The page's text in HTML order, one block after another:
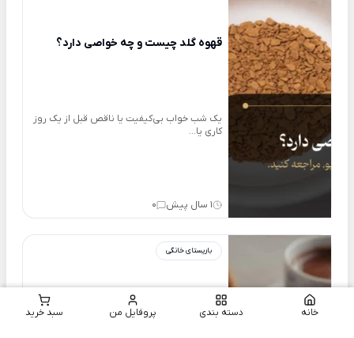
قهوه گلد چیست و چه خواصی دارد؟
یک شب خواب بی‌کیفیت یا ناقص قبل از یک روز
کاری یا...
1 سال پیش 0
باریستای خانگی
قهوه یونانی و شباهت و تفاوت‌های آن با
خانه دسته بندی پروفایل من سبد خرید